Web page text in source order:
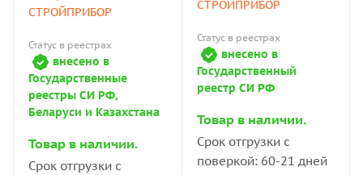
СТРОЙПРИБОР
Статус в реестрах
внесено в
Государственные
реестры СИ РФ,
Беларуси и Казахстана
Товар в наличии.
Срок отгрузки с
СТРОЙПРИБОР
Статус в реестрах
внесено в
Государственный
реестр СИ РФ
Товар в наличии.
Срок отгрузки с
поверкой: 60-21 дней